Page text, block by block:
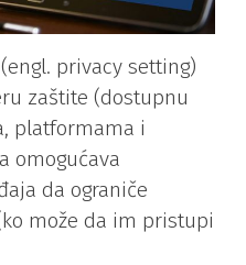
(engl. privacy setting)
zaštite (dostupnu
platformama i
omogućava
da ograniče
može da im pristupi